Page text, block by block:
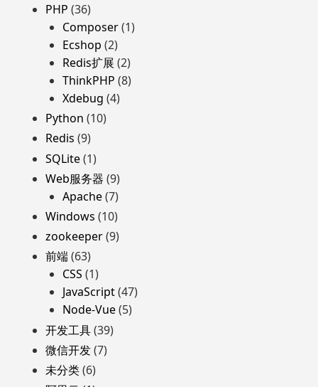
PHP (36)
Composer(1)
Ecshop (2)
Redis扩展 (2)
ThinkPHP (8)
Xdebug (4)
Python (10)
Redis (9)
SQLite(1)
Web服务器 (9)
Apache(7)
Windows (10)
zookeeper(9)
前端(63)
CSS (1)
JavaScript(47)
Node-Vue(5)
开发工具(39)
微信开发(7)
未分类(6)